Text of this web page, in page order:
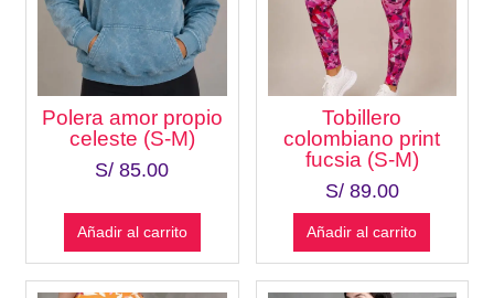
Polera amor propio
celeste (S-M)
S/ 85.00
Añadir al carrito
Tobillero
colombiano print
fucsia (S-M)
S/89.00
Añadir al carrito